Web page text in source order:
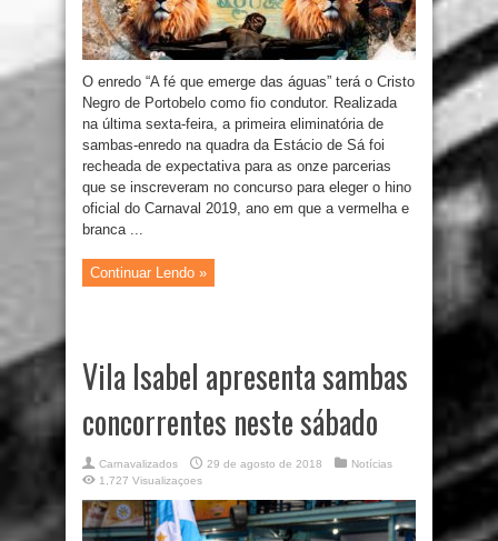
O enredo “A fé que emerge das águas” terá o Cristo
Negro de Portobelo como fio condutor. Realizada
na última sexta-feira, a primeira eliminatória de
sambas-enredo na quadra da Estácio de Sá foi
recheada de expectativa para as onze parcerias
que se inscreveram no concurso para eleger o hino
oficial do Carnaval 2019, ano em que a vermelha e
branca ...
Continuar Lendo »
Vila Isabel apresenta sambas
concorrentes neste sábado
Carnavalizados 29 de agosto de 2018
Notícias
1,727 Visualizaçoes